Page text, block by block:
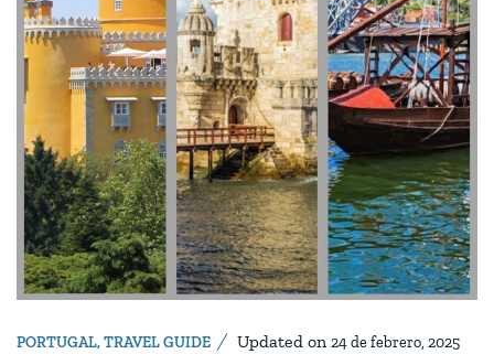
PORTUGAL,TRAVEL GUIDE Updated on 24 de febrero, 2025